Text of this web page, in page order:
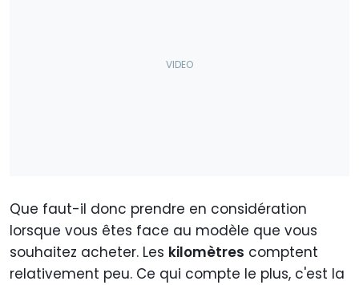
Que faut-il donc prendre en considération
lorsque vous êtes face au modèle que vous
souhaitez acheter. Les kilomètres comptent
relativement peu. Ce qui compte le plus, c'est la